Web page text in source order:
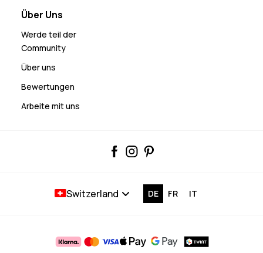
Über Uns
Werde teil der
Community
Über uns
Bewertungen
Arbeite mit uns
DE FR IT
Switzerland